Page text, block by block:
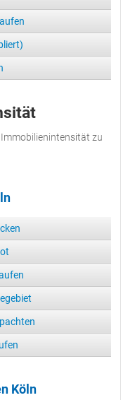
Immobilienintensität zu
Köln